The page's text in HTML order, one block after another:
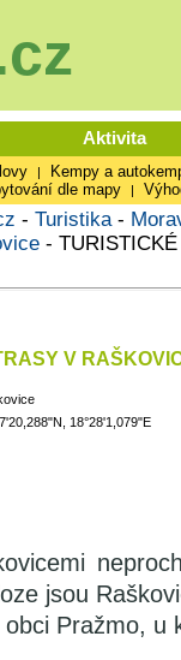
Aktivita
| Kempy a
dle mapy |
- Turistika-
-
V
18°28'1,079"E
jsou
obci Pražmo, u